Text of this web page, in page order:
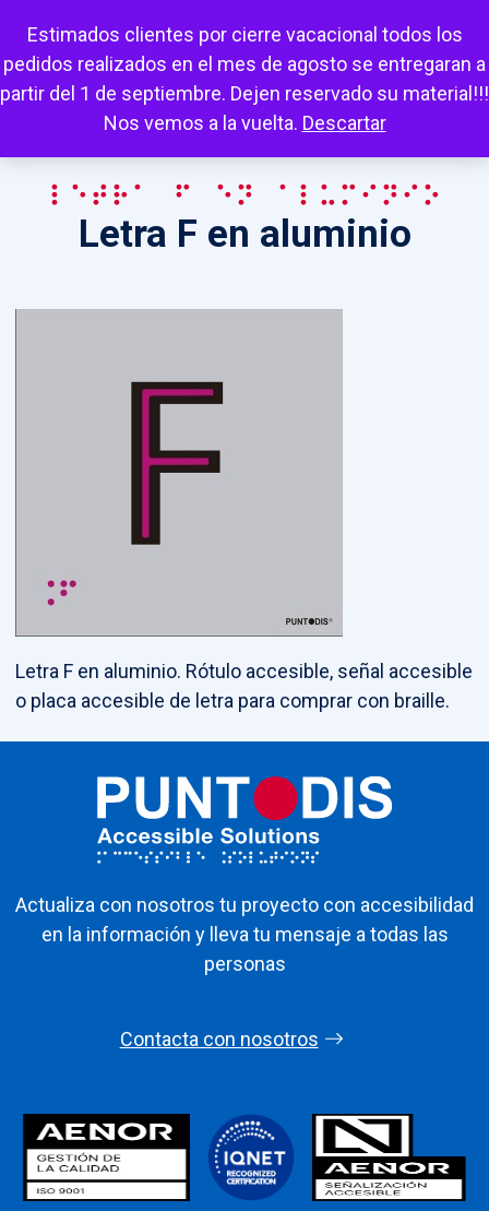
Estimados clientes por cierre vacacional todos los
pedidos realizados en el mes de agosto se entregaran a
partir del 1 de septiembre. Dejen reservado su material!!!
Nos vemos a la vuelta. Descartar
Mi cuenta Carrito Favoritos Escuchar
Letra F en aluminio
Letra F en aluminio
Letra F en aluminio. Rótulo accesible, señal accesible
o placa accesible de letra para comprar con braille.
Actualiza con nosotros tu proyecto con accesibilidad
en la información y lleva tu mensaje a todas las
personas
Contacta con nosotros